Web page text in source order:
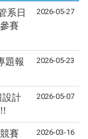
系日
賽
2026-05-27
題報
2026-05-23
設計
2026-05-07
賽
2026-03-16